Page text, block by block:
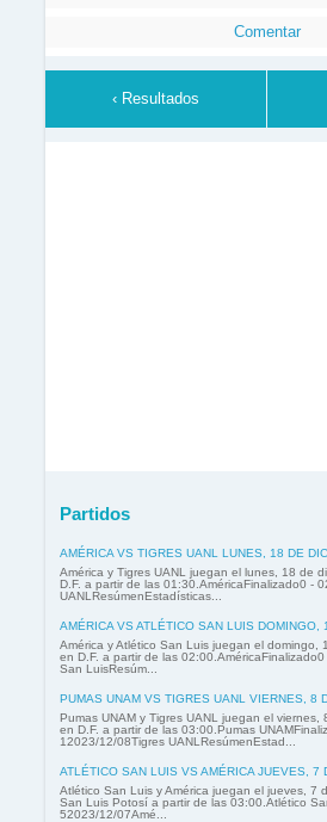
Comentar
‹ Resultados
Partidos
AMÉRICA VS TIGRES UANL LUNES, 18 DE
América y Tigres UANL juegan el lunes, 18 de
D.F. a partir de las 01:30.AméricaFinalizado0 -
UANLResúmenEstadísticas...
AMÉRICA VS ATLÉTICO SAN LUIS DOMINGO,
América y Atlético San Luis juegan el domingo,
en D.F. a partir de las
San LuisResúm...
PUMAS UNAM VS TIGRES UANL VIERNES, 8
Pumas UNAM y Tigres UANL juegan el viernes,
en D.F. a partir de las 03:00.Pumas
12023/12/08Tigres UANLResúmenEstad...
ATLÉTICO SAN LUIS VS AMÉRICA JUEVES, 7
Atlético San Luis y América juegan el jueves, 7
San Luis Potosí a partir de las 03:00.Atlético
52023/12/07Amé...